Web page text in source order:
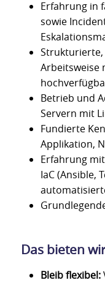
Erfahrung in
sowie
Arbeitsweise
Betrieb und
Servern mit
Fundierte
Applikation,
Erfahrung
IaC (Ansible,
Das bieten
Bleibflexibel: